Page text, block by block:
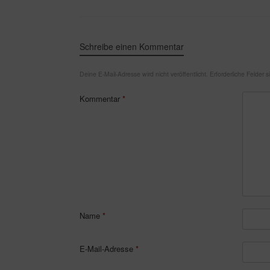
Schreibe einen Kommentar
Deine E-Mail-Adresse wird nicht veröffentlicht. Erforderliche Felder
Kommentar *
Name *
E-Mail-Adresse *